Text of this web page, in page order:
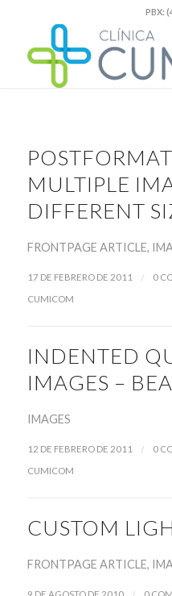
PBX:
MULTIPLE
DIFFERENT
FRONTPAGE ARTICLE,
17 DE FEBRERO DE 2011 / 0
CUMICOM
INDENTED
IMAGES –
IMAGES
12 DE FEBRERO DE 2011 / 0
CUMICOM
CUSTOM
FRONTPAGE ARTICLE,